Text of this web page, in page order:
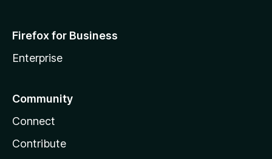
Firefox for Business
Enterprise
Community
Connect
Contribute